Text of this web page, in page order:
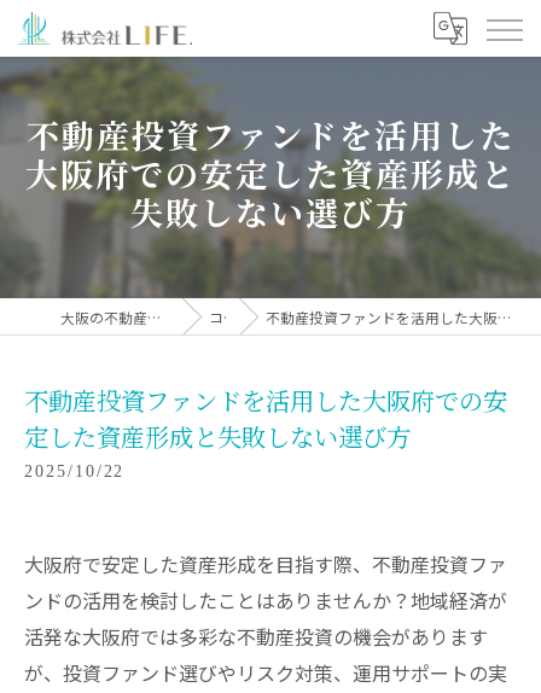
不動産投資ファンドを活用した
大阪府での安定した資産形成と
失敗しない選び方
大阪の不動産投資なら株式会社LIFE. コラム 不動産投資ファンドを活用した大阪府での安定した資産形成と失敗しない選び方
不動産投資ファンドを活用した大阪府での安
定した資産形成と失敗しない選び方
2025/10/22
大阪府で安定した資産形成を目指す際、不動産投資ファ
ンドの活用を検討したことはありませんか？地域経済が
活発な大阪府では多彩な不動産投資の機会があります
が、投資ファンド選びやリスク対策、運用サポートの実